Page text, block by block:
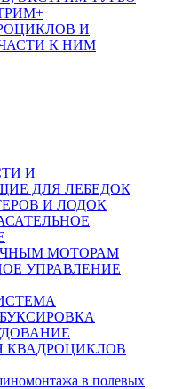
И
К НИМ
И
ДЛЯ ЛЕБЕДОК
И ЛОДОК
МОТОРАМ
УПРАВЛЕНИЕ
в полевых